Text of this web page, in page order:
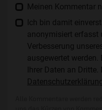
Meinen Kommentar
Ich bin damit
anonymisiert erfasst
Verbesserung
ausgewertet werden.
Ihrer Daten an